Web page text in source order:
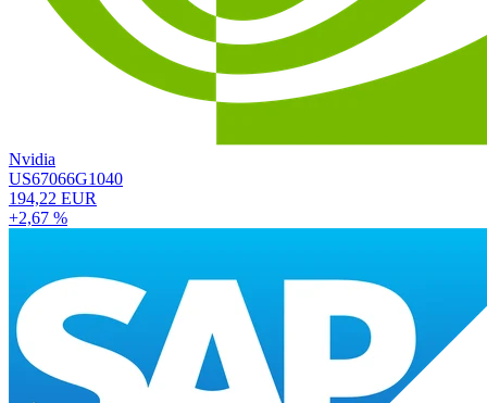
Nvidia
US67066G1040
194,22 EUR
+2,67 %